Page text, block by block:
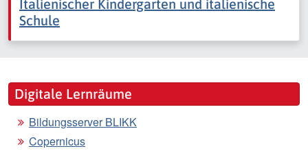
Italienischer Kindergarten und italienische
Schule
Digitale Lernräume
Bildungsserver BLIKK
Copernicus